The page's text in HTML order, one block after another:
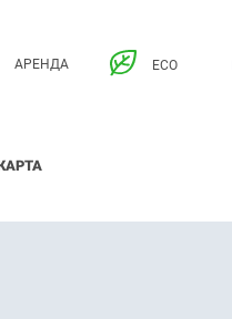
АРЕНДА ECO